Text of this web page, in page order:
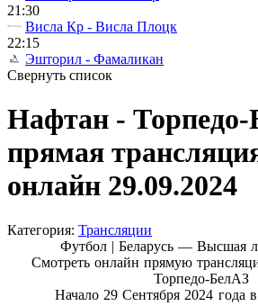
21:30
Висла Кр - Висла Плоцк
22:15
Эшторил - Фамаликан
Свернуть список
Нафтан -
прямая
онлайн 29.09.2024
Категория: Трансляции
Футбол | Беларусь — Высшая
Смотреть онлайн прямую
Торпедо-БелАЗ
Начало 29 Сентября 2024 года